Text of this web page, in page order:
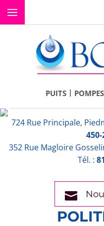
PUITS | POMPES
724 Rue Principale,
352 Rue Magloire
Tél. :